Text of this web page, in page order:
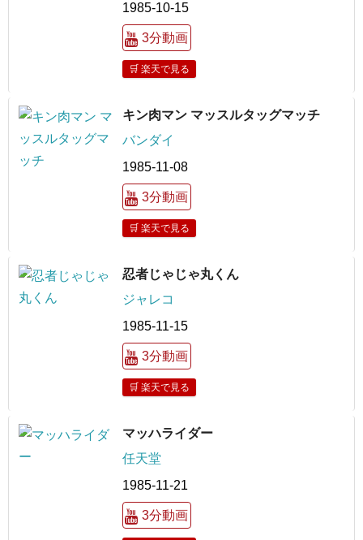
1985-10-15
3分動画
🛒 楽天で見る
キン肉マン マッスルタッグマッチ
バンダイ
1985-11-08
3分動画
🛒 楽天で見る
忍者じゃじゃ丸くん
ジャレコ
1985-11-15
3分動画
🛒 楽天で見る
マッハライダー
任天堂
1985-11-21
3分動画